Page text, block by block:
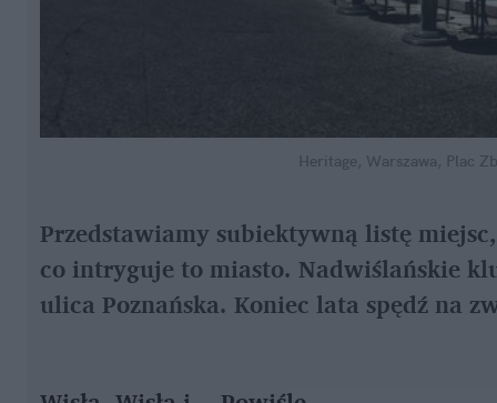
Heritage, Warszawa, Plac
Przedstawiamy subiektywną listę
co intryguje to miasto. Nadwiślańskie
ulica Poznańska. Koniec lata spędź na